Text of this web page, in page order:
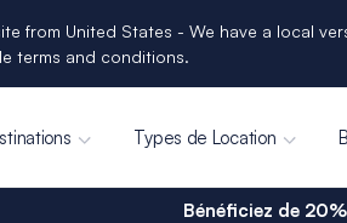
from United States - We have a local
terms and conditions.
Types de Location
Bénéficiez de